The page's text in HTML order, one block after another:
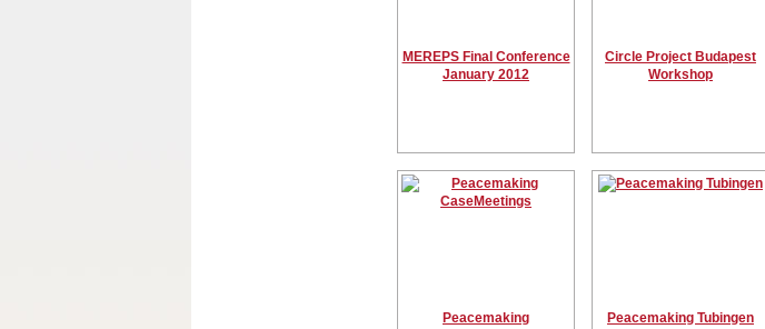
MEREPS Final Conference
January 2012
Circle Project Budapest
Workshop
Peacemaking
Peacemaking Tubingen